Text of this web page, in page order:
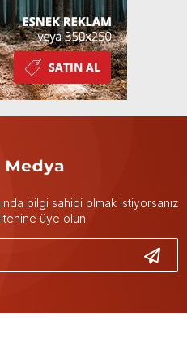
bilgi sahibi olmak istiyorsanız
üye olun.